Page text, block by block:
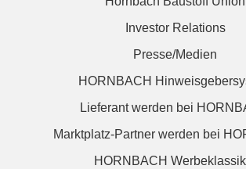
Investor Relations
Presse/Medien
HORNBACH
Lieferant werden bei
Marktplatz-Partner werden bei
HORNBACH